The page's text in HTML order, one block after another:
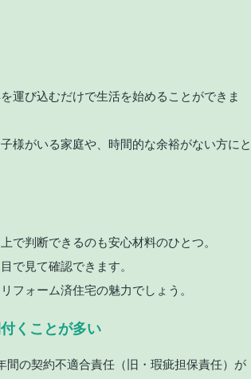
運び込むだけで生活を始めることができま
様がいる家庭や、時間的な余裕がない方にと
で判断できるのも安心材料のひとつ。
で見て確認できます。
フォーム済住宅の魅力でしょう。
くことが多い
の契約不適合責任（旧・瑕疵担保責任）が